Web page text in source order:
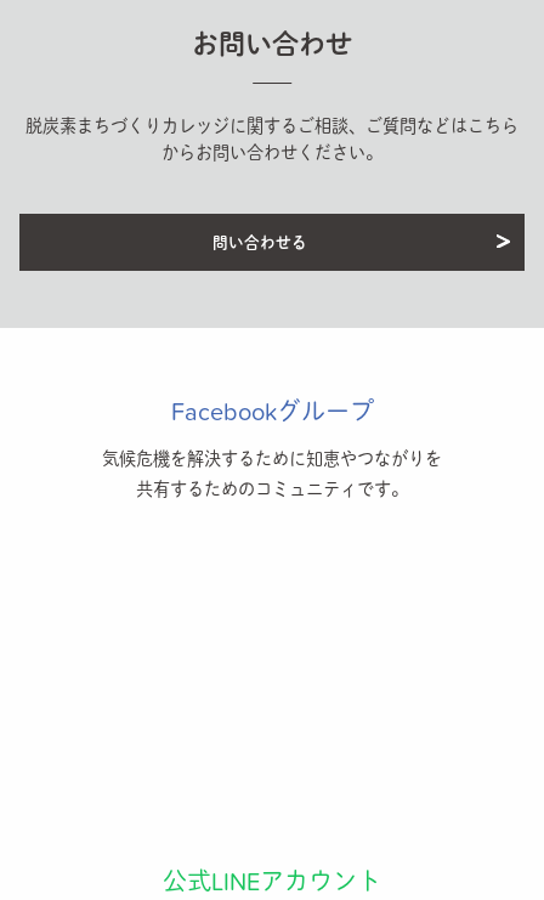
お問い合わせ
脱炭素まちづくりカレッジに関するご相談、ご質問などはこちら
からお問い合わせください。
問い合わせる
Facebookグループ
気候危機を解決するために知恵やつながりを
共有するためのコミュニティです。
公式LINEアカウント